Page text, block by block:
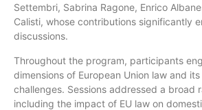
Settembri, Sabrina Ragone, Enrico
Calisti, whose contributions significantly
discussions.
Throughout the program, participants
dimensions of European Union law and
challenges. Sessions addressed a broad
including the impact of EU law on